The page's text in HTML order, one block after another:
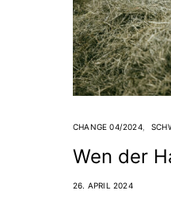
CHANGE 04/2024
Wen der
26. APRIL 2024